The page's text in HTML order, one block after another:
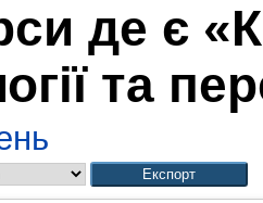
де є
та